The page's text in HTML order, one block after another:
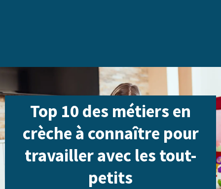
Top 10 des métiers en
crèche à connaître pour
travailler avec les tout-
petits